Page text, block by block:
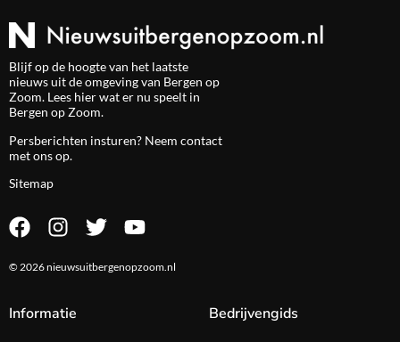
Blijf op de hoogte van het laatste
nieuws uit de omgeving van Bergen op
Zoom. Lees hier wat er nu speelt in
Bergen op Zoom.
Persberichten insturen? Neem contact
met ons op.
Sitemap
© 2026 nieuwsuitbergenopzoom.nl
Informatie Bedrijvengids